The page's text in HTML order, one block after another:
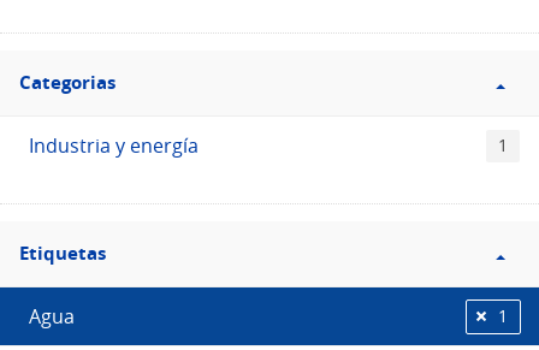
Filtro
Categorias
Categorias
Industria y energía 1
Filtro
Etiquetas
Etiquetas
Agua 1